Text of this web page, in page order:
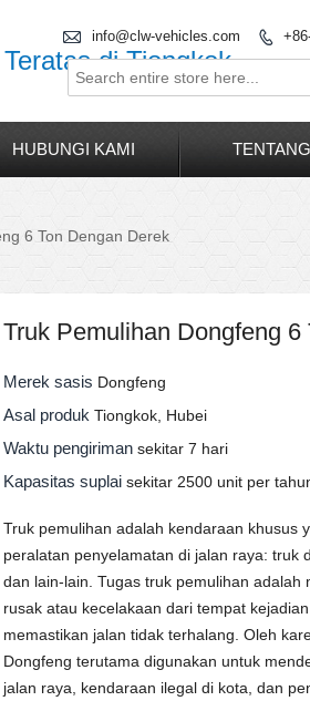
di Tiongkok
 info@clw-vehicles.com 
HUBUNGI KAMI
6 Ton Dengan Derek
Truk Pemulihan Dongfeng 6
Merek sasis Dongfeng
Asal produkTiongkok, Hubei
Waktu pengirimansekitar 7 hari
Kapasitas suplaisekitar 2500 unit per
Truk pemulihan adalah kendaraan khusus
peralatan penyelamatan di jalan raya: truk
dan lain-lain. Tugas truk pemulihan adalah
rusak atau kecelakaan dari tempat
memastikan jalan tidak terhalang. Oleh
Dongfeng terutama digunakan untuk
jalan raya, kendaraan ilegal di kota, dan